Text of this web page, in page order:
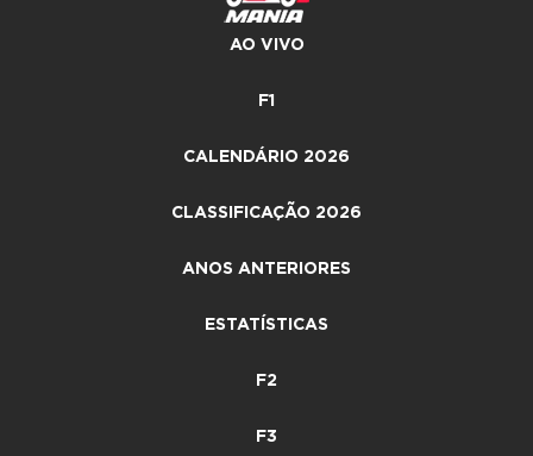
AO VIVO
F1
CALENDÁRIO 2026
CLASSIFICAÇÃO 2026
ANOS ANTERIORES
ESTATÍSTICAS
F2
F3